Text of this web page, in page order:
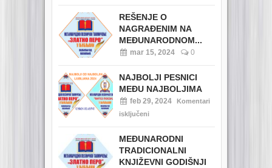
REŠENJE O
NAGRAĐENIM NA
MEĐUNARODNOM...
mar 15, 2024 0
NAJBOLJI PESNICI
MEĐU NAJBOLJIMA
feb 29, 2024
Komentari
isključeni
MEĐUNARODNI
TRADICIONALNI
KNJIŽEVNI GODIŠNJI